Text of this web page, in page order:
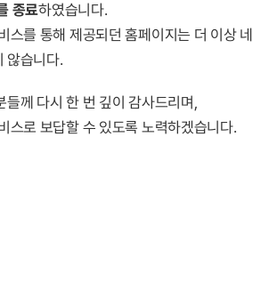
종료하였습니다.
스를 통해 제공되던 홈페이지는 더 이상 네
않습니다.
들께 다시 한 번 깊이 감사드리며,
스로 보답할 수 있도록 노력하겠습니다.